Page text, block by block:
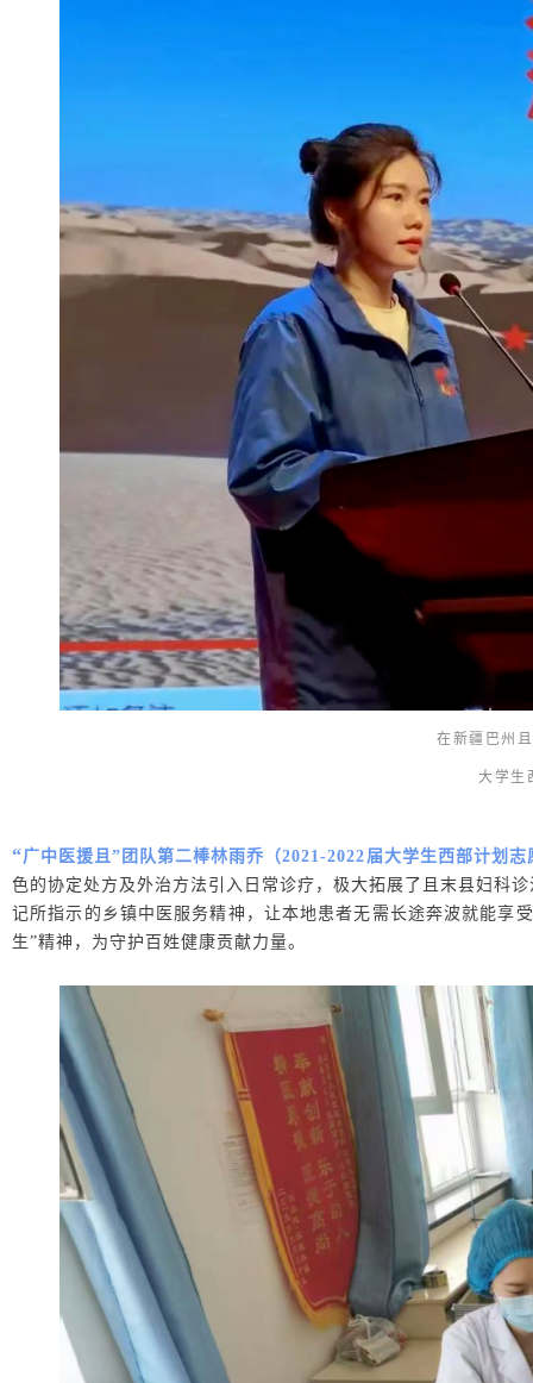
在新疆巴州
大学生
“广中医援且”团队第二棒林雨乔（2021-2022届大学生西部计划
色的协定处方及外治方法引入日常诊疗，极大拓展了且末县妇科
记所指示的乡镇中医服务精神，让本地患者无需长途奔波就能享
生”精神，为守护百姓健康贡献力量。